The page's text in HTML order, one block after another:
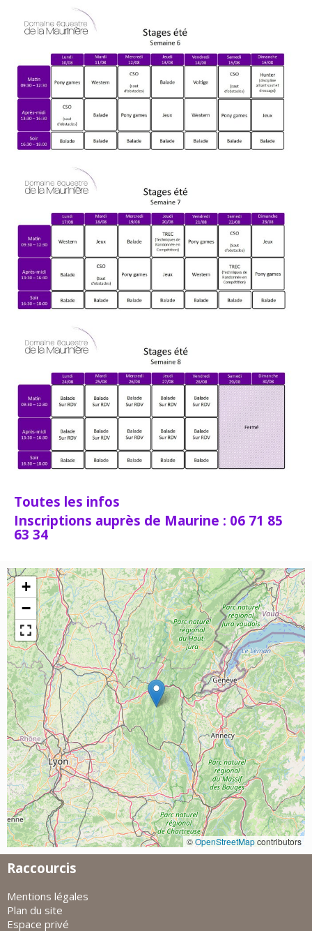
Toutes les infos
Inscriptions auprès de Maurine : 06 71 85
63 34
+
−
©OpenStreetMapcontributors
Raccourcis
Mentions légales
Plan du site
Espace privé